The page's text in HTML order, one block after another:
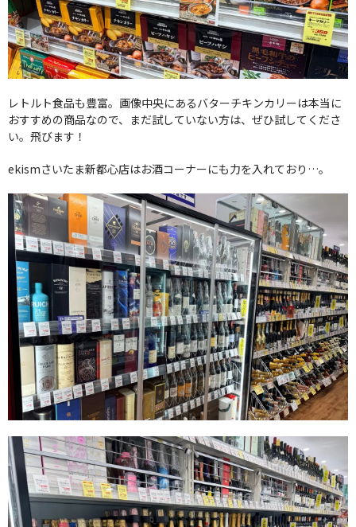
レトルト食品も豊富。画像中央にあるバターチキンカリーは本当に
おすすめの商品なので、まだ試していない方は、ぜひ試してくださ
い。飛びます！
ekismさいたま新都心店はお酒コーナーにも力を入れており…。